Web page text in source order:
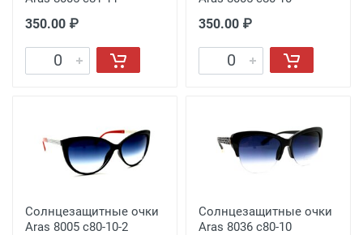
350.00 ₽ 350.00 ₽
Солнцезащитные очки
Aras 8005 c80-10-2
Солнцезащитные очки
Aras 8036 с80-10